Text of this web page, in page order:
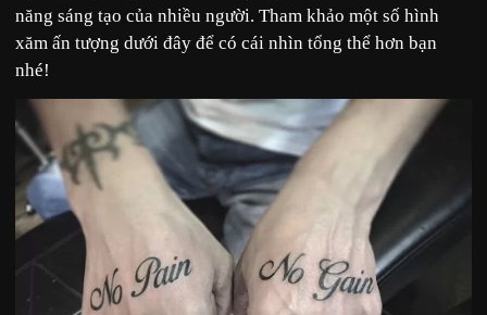
năng sáng tạo của nhiều người. Tham khảo một số hình
xăm ấn tượng dưới đây để có cái nhìn tổng thể hơn bạn
nhé!